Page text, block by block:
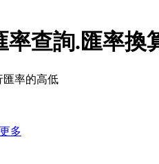
率查詢.匯率換
匯率的高低
更多